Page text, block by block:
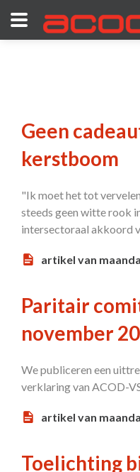
Geen
kerstboom
"Ik moet het tot
steeds geen witte rook
intersectoraal akkoord
artikel van
Paritair
november
We publiceren een
verklaring van ACOD-
artikel van
Toelichting